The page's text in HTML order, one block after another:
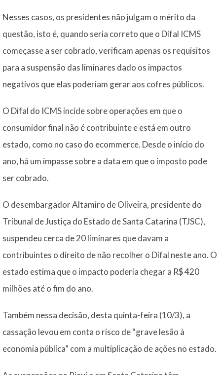
Nesses casos, os presidentes não julgam o mérito da
questão, isto é, quando seria correto que o Difal ICMS
começasse a ser cobrado, verificam apenas os requisitos
para a suspensão das liminares dado os impactos
negativos que elas poderiam gerar aos cofres públicos.
O Difal do ICMS incide sobre operações em que o
consumidor final não é contribuinte e está em outro
estado, como no caso do ecommerce. Desde o início do
ano, há um impasse sobre a data em que o imposto pode
ser cobrado.
O desembargador Altamiro de Oliveira, presidente do
Tribunal de Justiça do Estado de Santa Catarina (TJSC),
suspendeu cerca de 20 liminares que davam a
contribuintes o direito de não recolher o Difal neste ano. O
estado estima que o impacto poderia chegar a R$ 420
milhões até o fim do ano.
Também nessa decisão, desta quinta-feira (10/3), a
cassação levou em conta o risco de “grave lesão à
economia pública” com a multiplicação de ações no estado.